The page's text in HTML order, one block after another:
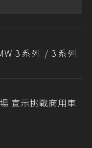
3系列 / 3系列
宣示挑戰商用車